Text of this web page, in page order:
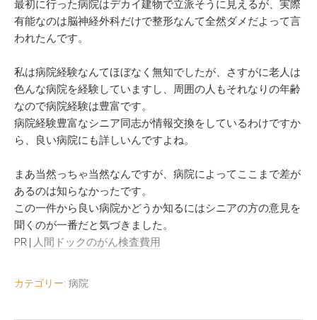
最初に行った病院はデカイ建物で立派そうに見えるが、実際
有能なのは脳神経外科だけで整形なんて全然ダメだよって言
われたんです。
私は病院経験なんてほぼなく無知でしたが、さすがに老人は
色んな病院を経験していますし、周囲の人もそれなりの年齢
なので病院経験は豊富です。
病院経験豊富なシニア同志が情報交換をしているわけですか
ら、良い病院にも詳しいんですよね。
まあ当然っちゃ当然なんですが、病院によってここまで差が
あるのは知らなかったです。
この一件から良い病院かどうか知るにはシニアの方の意見を
聞くのが一番だと気づきました。
PR| 人間ドックのがん検査費用
カテゴリー: 病院